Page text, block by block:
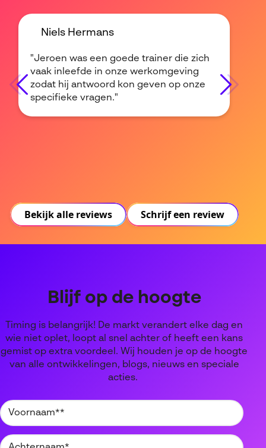
Niels Hermans
"Jeroen was een goede trainer die zich
vaak inleefde in onze werkomgeving
zodat hij antwoord kon geven op onze
specifieke vragen."
Bekijk alle reviews Schrijf een review
Blijf op de hoogte
Timing is belangrijk! De markt verandert elke dag en
wie niet oplet, loopt al snel achter of heeft een kans
gemist op extra voordeel. Wij houden je op de hoogte
van alle ontwikkelingen, blogs, nieuws en speciale
acties.